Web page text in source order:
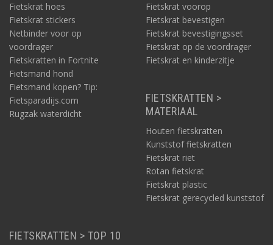
Fietskrat hoes
Fietskrat stickers
Netbinder voor op
voordrager
Fietskratten in Fortnite
Fietsmand hond
Fietsmand kopen? Tip:
Fietsparadijs.com
Rugzak waterdicht
Fietskrat voorop
Fietskrat bevestigen
Fietskrat bevestigingsset
Fietskrat op de voordrager
Fietskrat en kinderzitje
FIETSKRATTEN >
MATERIAAL
Houten fietskratten
Kunststof fietskratten
Fietskrat riet
Rotan fietskrat
Fietskrat plastic
Fietskrat gerecycled kunststof
FIETSKRATTEN > TOP 10